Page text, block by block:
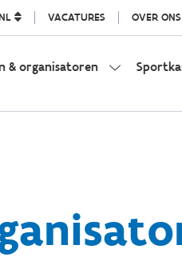
NL VACATURES OVER ONS
& organisatoren